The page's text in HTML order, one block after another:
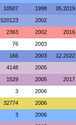
10507 1998 05.2019
520123 2002
2363 2002 2016
76 2003
166 2003 12.2022
4148 2005
1529 2005 2017
3 2006
32774 2006
3 2006